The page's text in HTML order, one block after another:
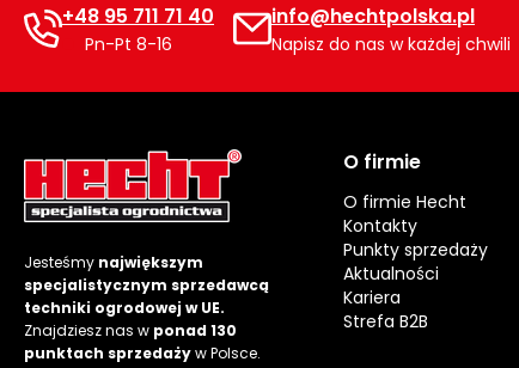
+48 95 711 71 40
Pn-Pt 8-16
info@hechtpolska.pl
Napisz do nas w każdej chwili
Jesteśmy największym
specjalistycznym sprzedawcą
techniki ogrodowej w UE.
Znajdziesz nas w ponad 130
punktach sprzedażyw Polsce.
O firmie
O firmie Hecht
Kontakty
Punkty sprzedaży
Aktualności
Kariera
Strefa B2B